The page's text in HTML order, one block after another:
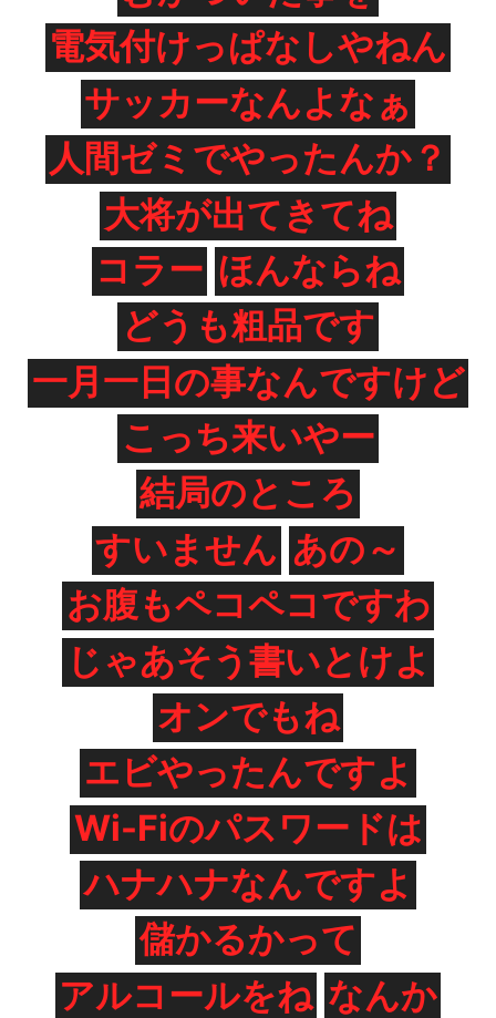
電気付けっぱなしやねん
サッカーなんよなぁ
人間ゼミでやったんか？
大将が出てきてね
コラー ほんならね
どうも粗品です
一月一日の事なんですけど
こっち来いやー
結局のところ
すいません あの～
お腹もペコペコですわ
じゃあそう書いとけよ
オンでもね
エビやったんですよ
Wi-Fiのパスワードは
ハナハナなんですよ
儲かるかって
アルコールをね なんか